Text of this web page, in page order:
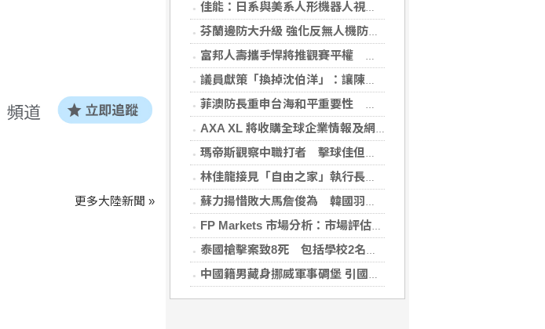
佳能：日系與美系人形機器人視覺模組 下半年出貨
芬蘭邊防大升級 強化反無人機防禦網
富邦人壽攜手悍將推觀賽平權 邀身障、親子看球
議員獻策「換掉沈伯洋」：讓陳時中再輸一次
菲澳防長重申台海和平重要性 林佳龍表達肯定
AXA XL 將收購全球企業情報及網絡安全顧問公司 S-RM
瑪帝斯觀察中職打者 擊球佳但長打少「閃掉就好」
林佳龍接見「自由之家」執行長 盼台成印太INGO樞紐
蘇力揚惜敗大馬詹俊為 韓國羽球大師賽止步8強
FP Markets 市場分析：市場評估下一步走勢，日圓再臨十字路口
泰國槍擊案致8死 包括學校2名教師3名職員
中國籍男藏身挪威軍事碉堡 引國安疑慮遭驅逐
更多大陸新聞 »